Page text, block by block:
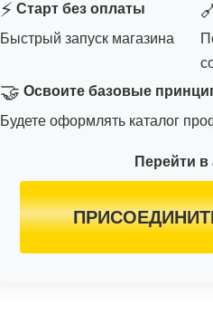
⚡ Старт без оплаты
Быстрый запуск магазина
🤝 Освоите базовые
Будете оформлять каталог
Перейти в